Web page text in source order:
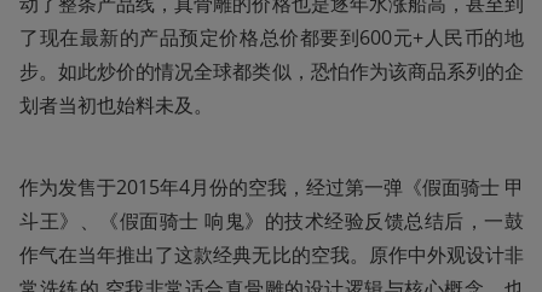
了现在最新的产品预定价格总价都要到600元+人民币的地
步。如此炒价的情况全球都类似，恐怕作为该商品系列的企
划者当初也始料未及。
作为发售于2015年4月份的空我，经过第一弹《假面骑士 甲
斗王》、《假面骑士 响鬼》的技术经验反馈总结后，一鼓
作气在当年推出了这款经典无比的空我。原作中外观设计非